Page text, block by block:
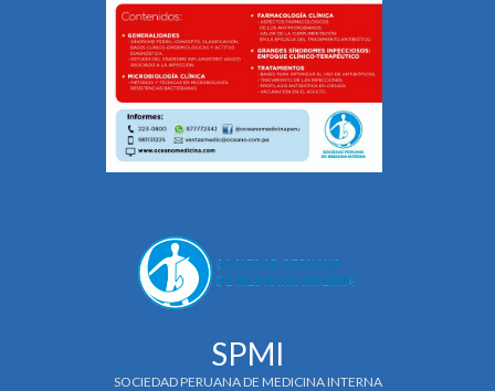
SPMI
SOCIEDAD PERUANA DE MEDICINA INTERNA